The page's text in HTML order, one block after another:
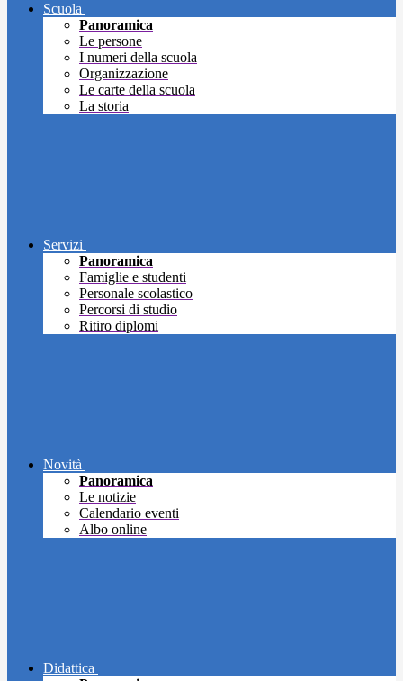
Scuola
Panoramica
Le persone
I numeri della scuola
Organizzazione
Le carte della scuola
La storia
Servizi
Panoramica
Famiglie e studenti
Personale scolastico
Percorsi di studio
Ritiro diplomi
Novità
Panoramica
Le notizie
Calendario eventi
Albo online
Didattica